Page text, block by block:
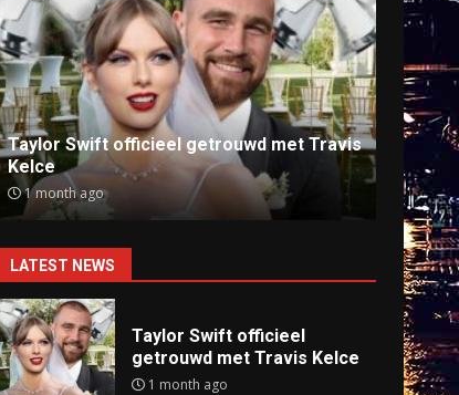
Ray J klaagt Kim Kardashian aan om
sekstape
9 months ago
Anti-
9
LATEST NEWS
Taylor Swift officieel
getrouwd met Travis Kelce
1 month ago